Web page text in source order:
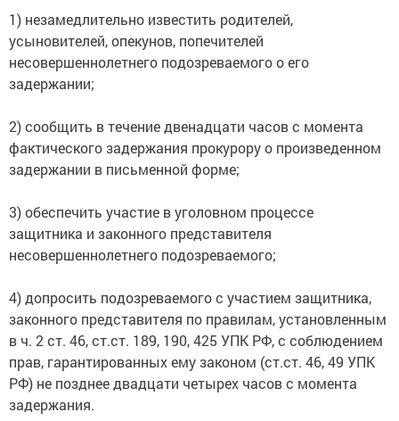
1) незамедлительно известить родителей,
усыновителей, опекунов, попечителей
несовершеннолетнего подозреваемого о его
задержании;
2) сообщить в течение двенадцати часов с момента
фактического задержания прокурору о произведенном
задержании в письменной форме;
3) обеспечить участие в уголовном процессе
защитника и законного представителя
несовершеннолетнего подозреваемого;
4) допросить подозреваемого с участием защитника,
законного представителя по правилам, установленным
в ч. 2 ст. 46, ст.ст. 189, 190, 425 УПК РФ, с соблюдением
прав, гарантированных ему законом (ст.ст. 46, 49 УПК
РФ) не позднее двадцати четырех часов с момента
задержания.